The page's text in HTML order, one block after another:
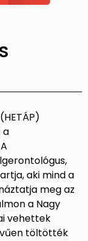
a
aki mind a
meg az
a Nagy
vehettek
töltötték